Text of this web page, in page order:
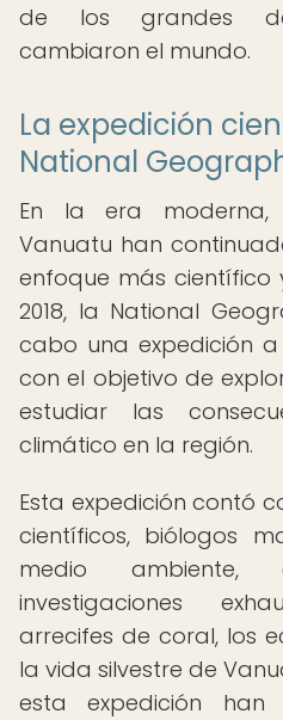
de los grandes
cambiaron el mundo.
La expedición
National
En la era moderna,
Vanuatu han
enfoque más científico
2018, la National
cabo una expedición
con el objetivo de
estudiar las
climático en la región.
Esta expedición contó
científicos, biólogos
medio ambiente,
investigaciones
arrecifes de coral, los
la vida silvestre de
esta expedición han